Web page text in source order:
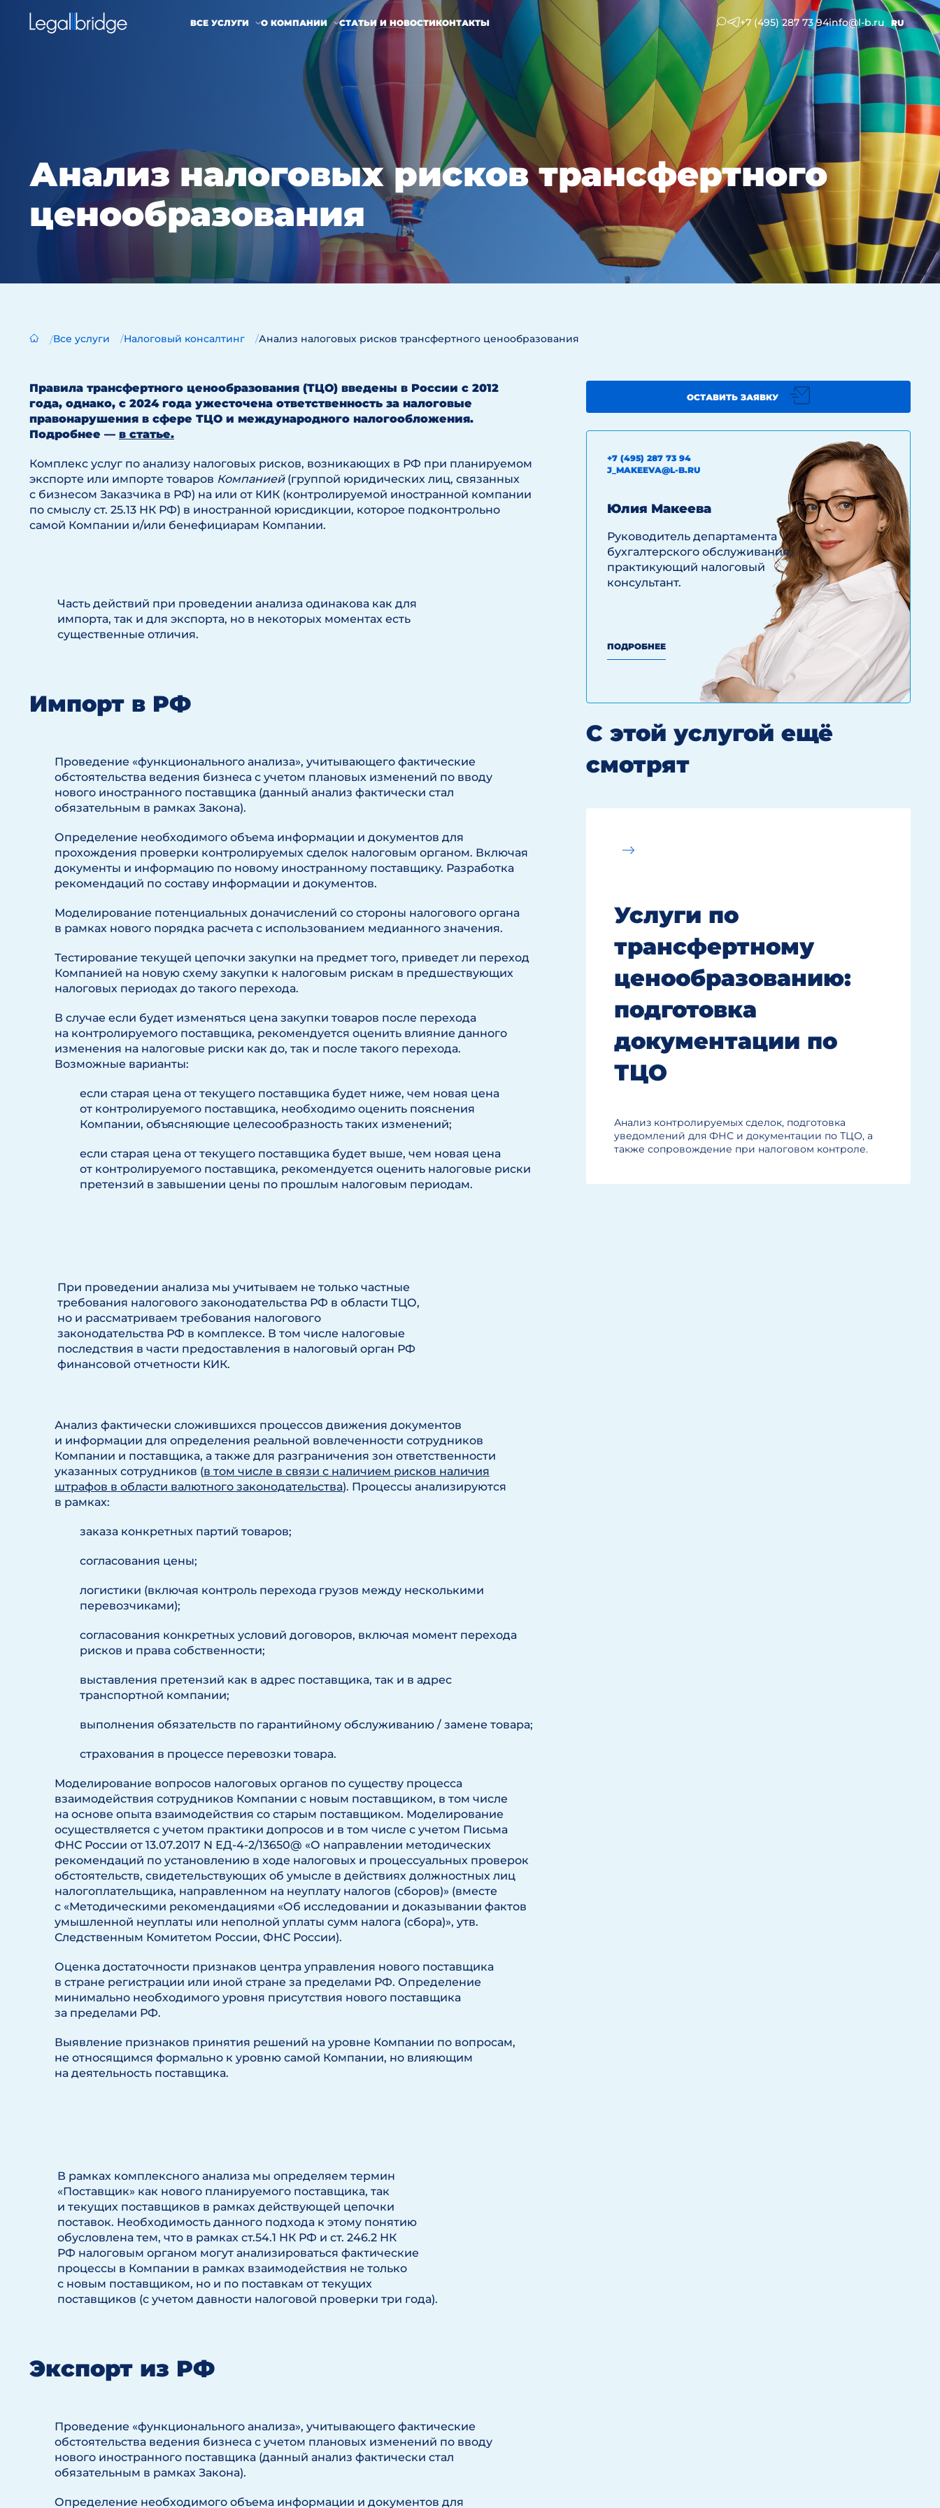
ВСЕ УСЛУГИ О КОМПАНИИ СТАТЬИ И НОВОСТИКОНТАКТЫ +7 (495) 287 73 94info@l-b.ru RU
Анализ налоговых рисков трансфертного
ценообразования
Все услуги Налоговый консалтинг Анализ налоговых рисков трансфертного ценообразования
Правила трансфертного ценообразования (ТЦО) введены в России с 2012
года, однако, с 2024 года ужесточена ответственность за налоговые
правонарушения в сфере ТЦО и международного налогообложения.
Подробнее — в статье.
Комплекс услуг по анализу налоговых рисков, возникающих в РФ при планируемом
экспорте или импорте товаров Компанией(группой юридических лиц, связанных
с бизнесом Заказчика в РФ) на или от КИК (контролируемой иностранной компании
по смыслу ст. 25.13 НК РФ) в иностранной юрисдикции, которое подконтрольно
самой Компании и/или бенефициарам Компании.
Часть действий при проведении анализа одинакова как для
импорта, так и для экспорта, но в некоторых моментах есть
существенные отличия.
Импорт в РФ
Проведение «функционального анализа», учитывающего фактические
обстоятельства ведения бизнеса с учетом плановых изменений по вводу
нового иностранного поставщика (данный анализ фактически стал
обязательным в рамках Закона).
Определение необходимого объема информации и документов для
прохождения проверки контролируемых сделок налоговым органом. Включая
документы и информацию по новому иностранному поставщику. Разработка
рекомендаций по составу информации и документов.
Моделирование потенциальных доначислений со стороны налогового органа
в рамках нового порядка расчета с использованием медианного значения.
Тестирование текущей цепочки закупки на предмет того, приведет ли переход
Компанией на новую схему закупки к налоговым рискам в предшествующих
налоговых периодах до такого перехода.
В случае если будет изменяться цена закупки товаров после перехода
на контролируемого поставщика, рекомендуется оценить влияние данного
изменения на налоговые риски как до, так и после такого перехода.
Возможные варианты:
если старая цена от текущего поставщика будет ниже, чем новая цена
от контролируемого поставщика, необходимо оценить пояснения
Компании, объясняющие целесообразность таких изменений;
если старая цена от текущего поставщика будет выше, чем новая цена
от контролируемого поставщика, рекомендуется оценить налоговые риски
претензий в завышении цены по прошлым налоговым периодам.
При проведении анализа мы учитываем не только частные
требования налогового законодательства РФ в области ТЦО,
но и рассматриваем требования налогового
законодательства РФ в комплексе. В том числе налоговые
последствия в части предоставления в налоговый орган РФ
финансовой отчетности КИК.
Анализ фактически сложившихся процессов движения документов
и информации для определения реальной вовлеченности сотрудников
Компании и поставщика, а также для разграничения зон ответственности
указанных сотрудников (в том числе в связи с наличием рисков наличия
штрафов в области валютного законодательства). Процессы анализируются
в рамках:
заказа конкретных партий товаров;
согласования цены;
логистики (включая контроль перехода грузов между несколькими
перевозчиками);
согласования конкретных условий договоров, включая момент перехода
рисков и права собственности;
выставления претензий как в адрес поставщика, так и в адрес
транспортной компании;
выполнения обязательств по гарантийному обслуживанию / замене товара;
страхования в процессе перевозки товара.
Моделирование вопросов налоговых органов по существу процесса
взаимодействия сотрудников Компании с новым поставщиком, в том числе
на основе опыта взаимодействия со старым поставщиком. Моделирование
осуществляется с учетом практики допросов и в том числе с учетом Письма
ФНС России от 13.07.2017 N ЕД-4-2/13650@ «О направлении методических
рекомендаций по установлению в ходе налоговых и процессуальных проверок
обстоятельств, свидетельствующих об умысле в действиях должностных лиц
налогоплательщика, направленном на неуплату налогов (сборов)» (вместе
с «Методическими рекомендациями «Об исследовании и доказывании фактов
умышленной неуплаты или неполной уплаты сумм налога (сбора)», утв.
Следственным Комитетом России, ФНС России).
Оценка достаточности признаков центра управления нового поставщика
в стране регистрации или иной стране за пределами РФ. Определение
минимально необходимого уровня присутствия нового поставщика
за пределами РФ.
Выявление признаков принятия решений на уровне Компании по вопросам,
не относящимся формально к уровню самой Компании, но влияющим
на деятельность поставщика.
В рамках комплексного анализа мы определяем термин
«Поставщик» как нового планируемого поставщика, так
и текущих поставщиков в рамках действующей цепочки
поставок. Необходимость данного подхода к этому понятию
обусловлена тем, что в рамках ст.54.1 НК РФ и ст. 246.2 НК
РФ налоговым органом могут анализироваться фактические
процессы в Компании в рамках взаимодействия не только
с новым поставщиком, но и по поставкам от текущих
поставщиков (с учетом давности налоговой проверки три года).
Экспорт из РФ
Проведение «функционального анализа», учитывающего фактические
обстоятельства ведения бизнеса с учетом плановых изменений по вводу
нового иностранного поставщика (данный анализ фактически стал
обязательным в рамках Закона).
Определение необходимого объема информации и документов для
ОСТАВИТЬ ЗАЯВКУ
+7 (495) 287 73 94
J_MAKEEVA@L-B.RU
Юлия Макеева
Руководитель департамента
бухгалтерского обслуживания,
практикующий налоговый
консультант.
ПОДРОБНЕЕ
С этой услугой ещё
смотрят
Услуги по
трансфертному
ценообразованию:
подготовка
документации по
ТЦО
Анализ контролируемых сделок, подготовка
уведомлений для ФНС и документации по ТЦО, а
также сопровождение при налоговом контроле.